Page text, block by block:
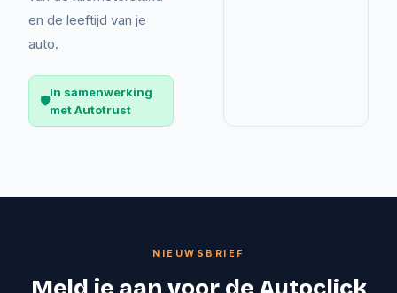
en de leeftijd van je
auto.
🛡️
In samenwerking
met Autotrust
NIEUWSBRIEF